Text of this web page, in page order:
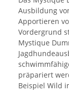
Ausbildung
Apportieren
Vordergrund
Mystique
präpariert
Beispiel Wild